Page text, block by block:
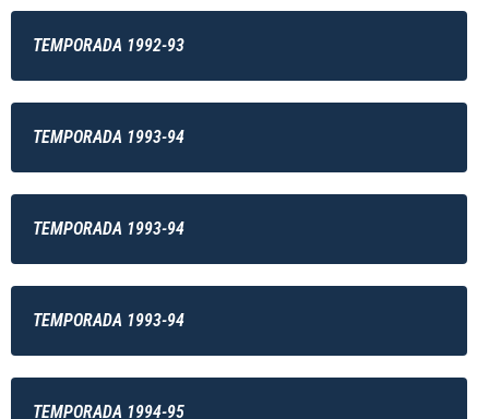
TEMPORADA 1992-93
TEMPORADA 1993-94
TEMPORADA 1993-94
TEMPORADA 1993-94
TEMPORADA 1994-95